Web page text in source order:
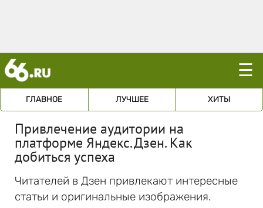
☰
ГЛАВНОЕ ЛУЧШЕЕ ХИТЫ
Привлечение аудитории на
платформе Яндекс.Дзен. Как
добиться успеха
Читателей в Дзен привлекают интересные
статьи и оригинальные изображения.